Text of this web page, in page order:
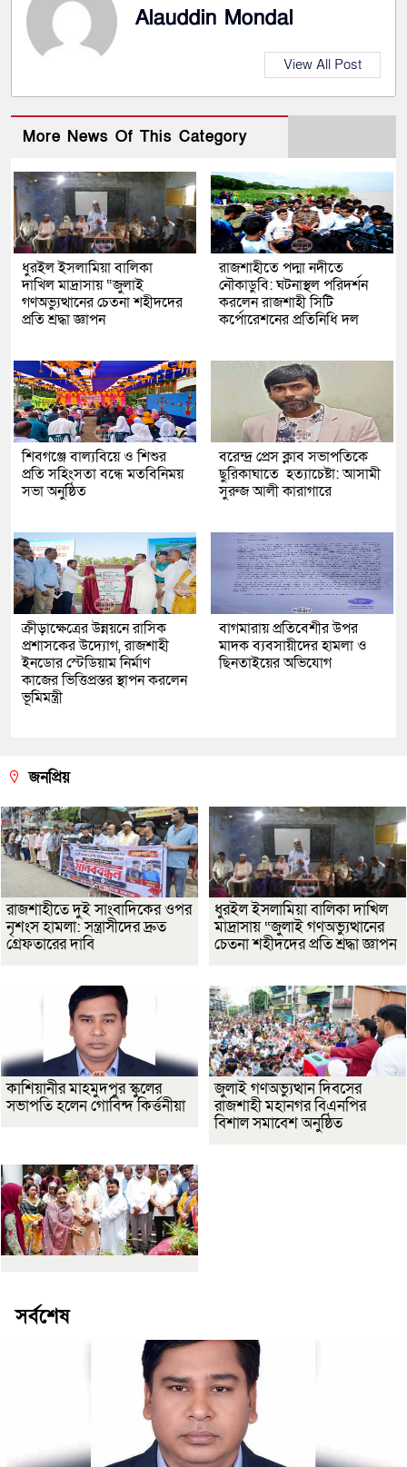
Alauddin Mondal
View All Post
More News Of This Category
ধুরইল ইসলামিয়া বালিকা
দাখিল মাদ্রাসায় “জুলাই
গণঅভ্যুত্থানের চেতনা শহীদদের
প্রতি শ্রদ্ধা জ্ঞাপন
রাজশাহীতে পদ্মা নদীতে
নৌকাডুবি: ঘটনাস্থল পরিদর্শন
করলেন রাজশাহী সিটি
কর্পোরেশনের প্রতিনিধি দল
শিবগঞ্জে বাল্যবিয়ে ও শিশুর
প্রতি সহিংসতা বন্ধে মতবিনিময়
সভা অনুষ্ঠিত
বরেন্দ্র প্রেস ক্লাব সভাপতিকে
ছুরিকাঘাতে হত্যাচেষ্টা: আসামী
সুরুজ আলী কারাগারে
ক্রীড়াক্ষেত্রের উন্নয়নে রাসিক
প্রশাসকের উদ্যোগ, রাজশাহী
ইনডোর স্টেডিয়াম নির্মাণ
কাজের ভিত্তিপ্রস্তর স্থাপন করলেন
ভূমিমন্ত্রী
বাগমারায় প্রতিবেশীর উপর
মাদক ব্যবসায়ীদের হামলা ও
ছিনতাইয়ের অভিযোগ
জনপ্রিয়
রাজশাহীতে দুই সাংবাদিকের ওপর
নৃশংস হামলা: সন্ত্রাসীদের দ্রুত
গ্রেফতারের দাবি
ধুরইল ইসলামিয়া বালিকা দাখিল
মাদ্রাসায় “জুলাই গণঅভ্যুত্থানের
চেতনা শহীদদের প্রতি শ্রদ্ধা জ্ঞাপন
কাশিয়ানীর মাহমুদপুর স্কুলের
সভাপতি হলেন গোবিন্দ কির্ত্তনীয়া
জুলাই গণঅভ্যুত্থান দিবসের
রাজশাহী মহানগর বিএনপির
বিশাল সমাবেশ অনুষ্ঠিত
সর্বশেষ